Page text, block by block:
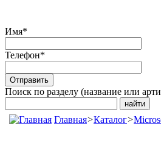
Имя*
Телефон*
Поиск по разделу (название или
Главная>Каталог>